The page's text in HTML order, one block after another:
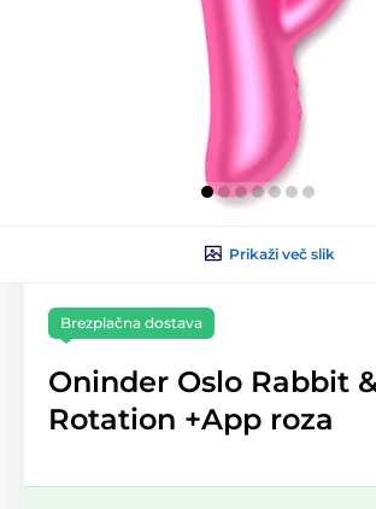
Prikaži več slik
Brezplačna dostava
Oninder Oslo Rabbit
Rotation +App roza